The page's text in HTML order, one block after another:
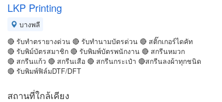
LKP Printing
บางพลี
🔴 รับทำตรายางด่วน 🔴 รับทำนามบัตรด่วน 🔴 สติ๊กเกอร์ไดคัท
🔴 รับพิม์บัตรสมาชิก 🔴 รับพิมพ์บัตรพนักงาน 🔴 สกรีนหมวก
🔴 สกรีนแก้ว 🔴 สกรีนเสือ 🔴 สกรีนกระเป๋า 🔴สกรีนลงผ้าทุกชนิด
🔴 รับพิมพ์ฟิล์มDTF/DFT
สถานที่ใกล้เคียง